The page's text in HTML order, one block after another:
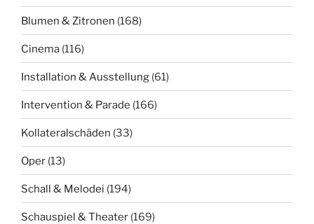
Blumen & Zitronen (168)
Cinema (116)
Installation & Ausstellung (61)
Intervention & Parade (166)
Kollateralschäden (33)
Oper (13)
Schall & Melodei (194)
Schauspiel & Theater (169)